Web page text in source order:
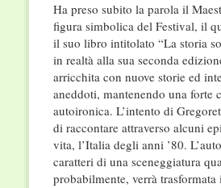
Ha preso subito la parola il
figura simbolica del Festival, il
il suo libro intitolato “La storia
in realtà alla sua seconda
arricchita con nuove storie ed
aneddoti, mantenendo una forte
autoironica. L’intento di
di raccontare attraverso alcuni
vita, l’Italia degli anni ’80.
caratteri di una sceneggiatura
probabilmente, verrà